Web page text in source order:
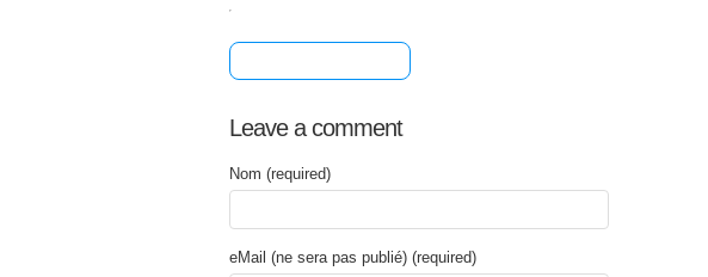
Leave a comment
Nom (required)
eMail (ne sera pas publié) (required)